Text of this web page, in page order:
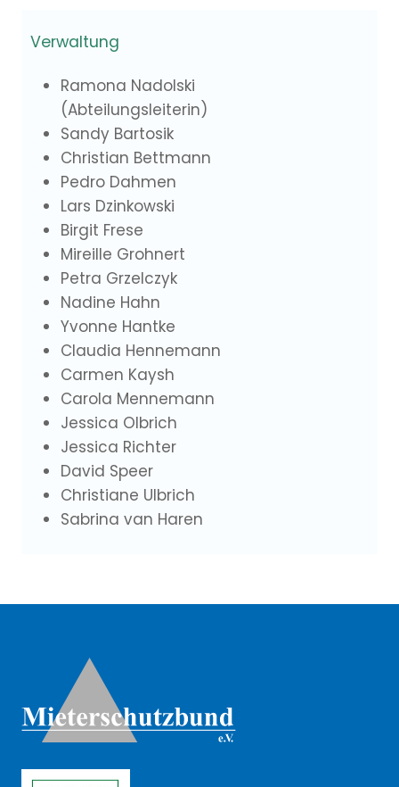
Verwaltung
Ramona Nadolski
(Abteilungsleiterin)
Sandy Bartosik
Christian Bettmann
Pedro Dahmen
Lars Dzinkowski
Birgit Frese
Mireille Grohnert
Petra Grzelczyk
Nadine Hahn
Yvonne Hantke
Claudia Hennemann
Carmen Kaysh
Carola Mennemann
Jessica Olbrich
Jessica Richter
David Speer
Christiane Ulbrich
Sabrina van Haren
Weitere